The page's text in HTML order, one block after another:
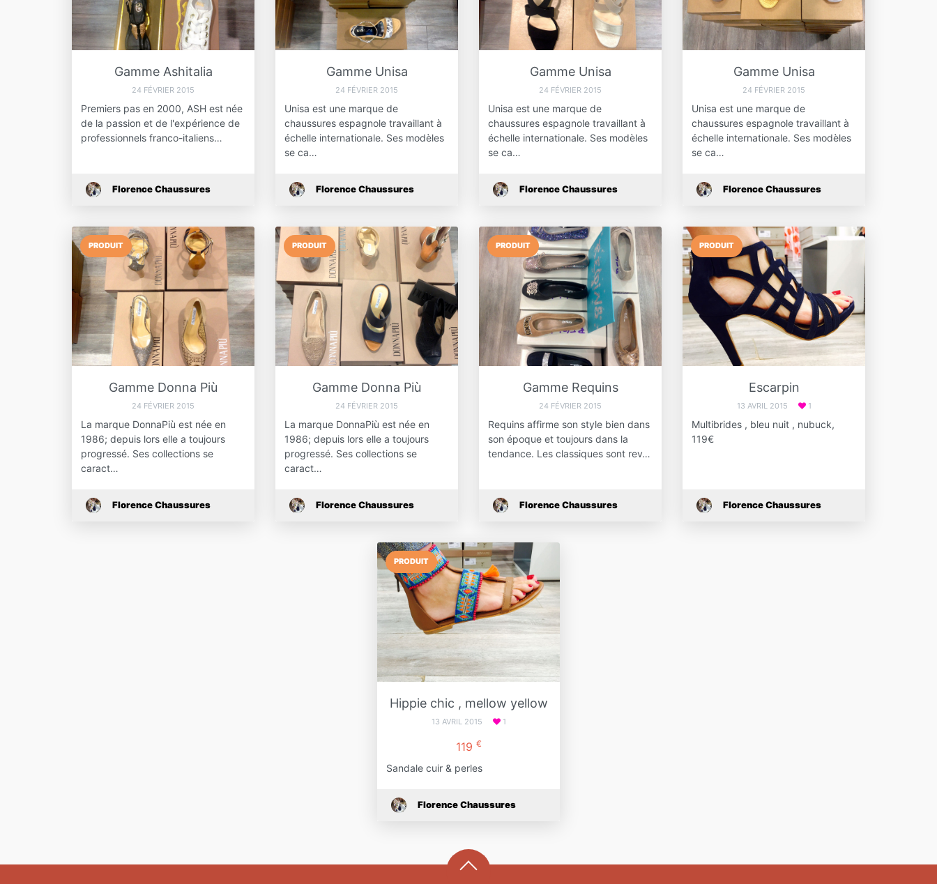
Gamme Ashitalia
24 FÉVRIER 2015
Premiers pas en 2000, ASH est née
de la passion et de l'expérience de
professionnels franco-italiens…
Florence Chaussures
Gamme Unisa
24 FÉVRIER 2015
Unisa est une marque de
chaussures espagnole travaillant à
échelle internationale. Ses modèles
se ca…
Florence Chaussures
Gamme Unisa
24 FÉVRIER 2015
Unisa est une marque de
chaussures espagnole travaillant à
échelle internationale. Ses modèles
se ca…
Florence Chaussures
Gamme Unisa
24 FÉVRIER 2015
Unisa est une marque de
chaussures espagnole travaillant à
échelle internationale. Ses modèles
se ca…
Florence Chaussures
PRODUIT
Gamme Donna Più
24 FÉVRIER 2015
La marque DonnaPiù est née en
1986; depuis lors elle a toujours
progressé. Ses collections se
caract…
Florence Chaussures
PRODUIT
Gamme Donna Più
24 FÉVRIER 2015
La marque DonnaPiù est née en
1986; depuis lors elle a toujours
progressé. Ses collections se
caract…
Florence Chaussures
PRODUIT
Gamme Requins
24 FÉVRIER 2015
Requins affirme son style bien dans
son époque et toujours dans la
tendance. Les classiques sont rev…
Florence Chaussures
PRODUIT
Escarpin
13 AVRIL 2015 1
Multibrides , bleu nuit , nubuck,
119€
Florence Chaussures
PRODUIT
Hippie chic , mellow yellow
13 AVRIL 2015 1
119 €
Sandale cuir & perles
Florence Chaussures